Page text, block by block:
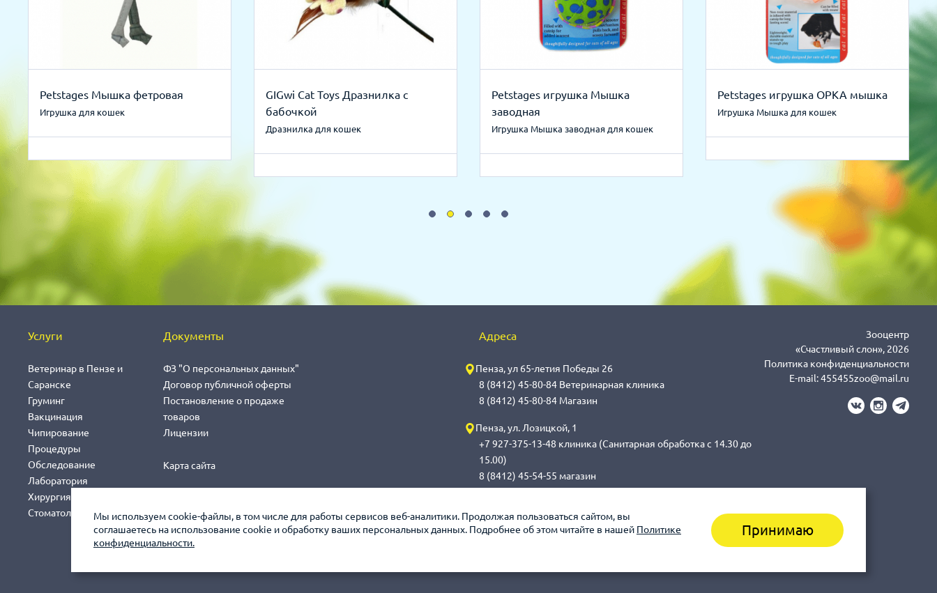
Мы используем cookie-файлы, в том числе для работы сервисов веб-аналитики. Продолжая пользоваться сайтом, вы
соглашаетесь на использование cookie и обработку ваших персональных данных. Подробнее об этом читайте в нашей Политике
конфиденциальности.
Принимаю
Petstages Мышка фетровая
Игрушка для кошек
GIGwi Cat Toys Дразнилка с
бабочкой
Дразнилка для кошек
Petstages игрушка Мышка
заводная
Игрушка Мышка заводная для кошек
Petstages игрушка ОРКА мышка
Игрушка Мышка для кошек
Услуги
Ветеринар в Пензе и
Саранске
Груминг
Вакцинация
Чипирование
Процедуры
Обследование
Лаборатория
Хирургия
Стоматология
Документы
ФЗ "О персональных данных"
Договор публичной оферты
Постановление о продаже
товаров
Лицензии
Карта сайта
Адреса
Пенза, ул 65-летия Победы 26
8 (8412) 45-80-84 Ветеринарная клиника
8 (8412) 45-80-84 Магазин
Пенза, ул. Лозицкой, 1
+7 927-375-13-48 клиника (Санитарная обработка с 14.30 до
15.00)
8 (8412) 45-54-55 магазин
8 (8342) 314-341, сот 8(9648) 53-43-41 клиника (Санитарная
обработка с 14.00 до 14.30)
Зооцентр
«Счастливый слон», 2026
Политика конфиденциальности
E-mail:455455zoo@mail.ru